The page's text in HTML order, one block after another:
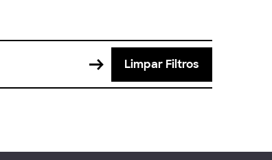
Limpar Filtros